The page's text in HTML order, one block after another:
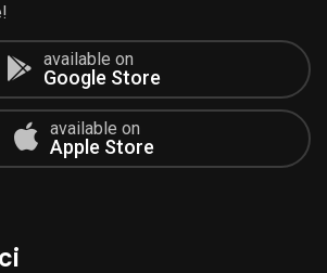
available on
Google Store
available on
Apple Store